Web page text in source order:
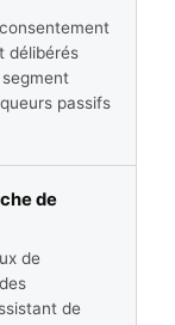
délibérés
passifs
de
de
de